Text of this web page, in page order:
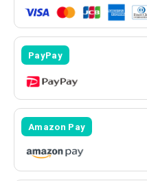
PayPay
Amazon Pay